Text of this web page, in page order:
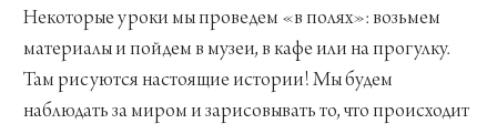
Некоторые уроки мы проведем «в полях»: возьмем
материалы и пойдем в музеи, в кафе или на прогулку.
Там рисуются настоящие истории! Мы будем
наблюдать за миром и зарисовывать то, что происходит